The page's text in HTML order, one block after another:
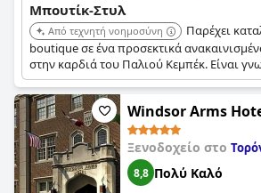
Μπουτίκ-Στυλ
Από τεχνητή νοημοσύνη
Παρέχει
boutique σε ένα προσεκτικά
στην καρδιά του Παλιού Κεμπέκ. Είναι
εξατομικευμένη εξυπηρέτηση και μια
ατμόσφαιρα.
Windsor Arms
Ξενοδοχείο στο
8,8 Πολύ Καλό